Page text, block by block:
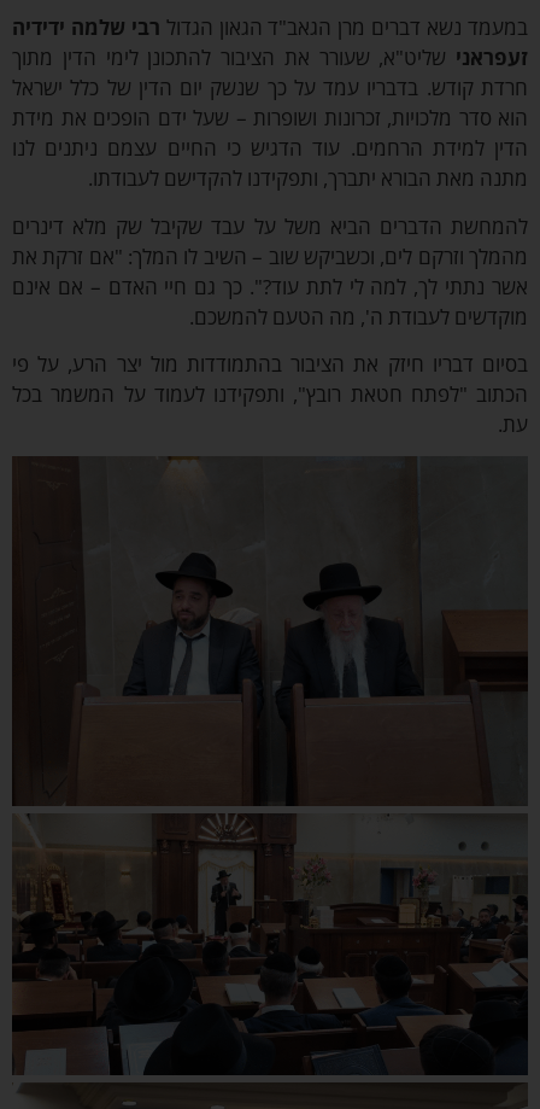
נשא דברים מרן הגאב"ד הגאון הגדולרבי שלמה ידידיה
שליט"א, שעורר את הציבור להתכונן לימי הדין מתוך
קודש. בדבריו עמד על כך שנשק יום הדין של כלל ישראל
סדר מלכויות, זכרונות ושופרות – שעל ידם הופכים את מידת
למידת הרחמים. עוד הדגיש כי החיים עצמם ניתנים לנו
מאת הבורא יתברך, ותפקידנו להקדישם לעבודתו.
הדברים הביא משל על עבד שקיבל שק מלא דינרים
וזרקם לים, וכשביקש שוב – השיב לו המלך: "אם זרקת את
נתתי לך, למה לי לתת עוד?". כך גם חיי האדם – אם אינם
לעבודת ה', מה הטעם להמשכם.
דבריו חיזק את הציבור בהתמודדות מול יצר הרע, על פי
"לפתח חטאת רובץ", ותפקידנו לעמוד על המשמר בכל